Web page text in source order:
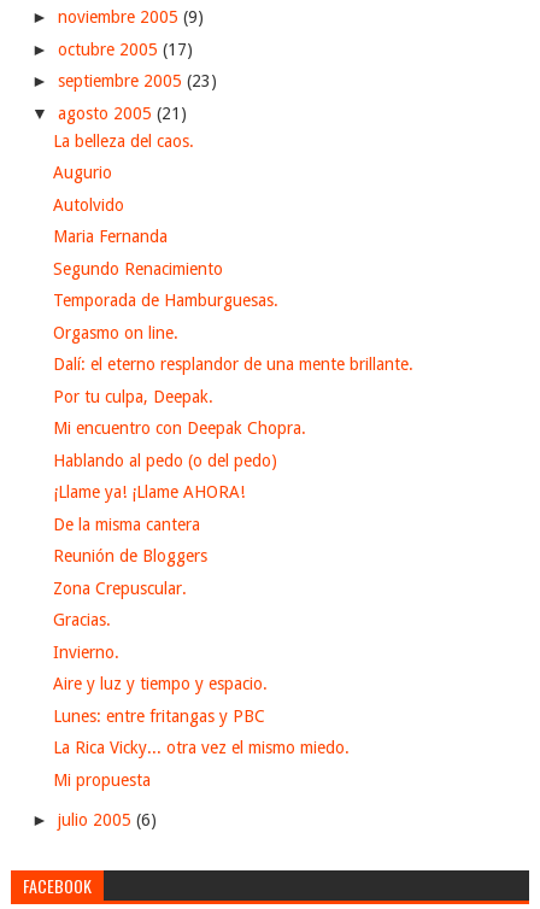
► noviembre 2005 (9)
► octubre 2005 (17)
► septiembre 2005 (23)
▼ agosto 2005 (21)
La belleza del caos.
Augurio
Autolvido
Maria Fernanda
Segundo Renacimiento
Temporada de Hamburguesas.
Orgasmo on line.
Dalí: el eterno resplandor de una mente brillante.
Por tu culpa, Deepak.
Mi encuentro con Deepak Chopra.
Hablando al pedo (o del pedo)
¡Llame ya! ¡Llame AHORA!
De la misma cantera
Reunión de Bloggers
Zona Crepuscular.
Gracias.
Invierno.
Aire y luz y tiempo y espacio.
Lunes: entre fritangas y PBC
La Rica Vicky... otra vez el mismo miedo.
Mi propuesta
► julio 2005 (6)
FACEBOOK